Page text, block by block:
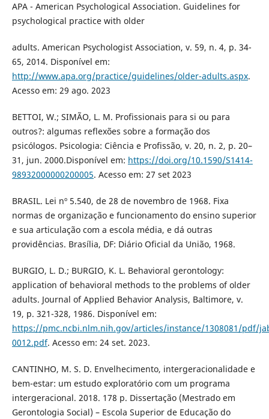
APA - American Psychological Association. Guidelines for
psychological practice with older
adults. American Psychologist Association, v. 59, n. 4, p. 34-
65, 2014. Disponível em:
http://www.apa.org/practice/guidelines/older-adults.aspx.
Acesso em: 29 ago. 2023
BETTOI, W.; SIMÃO, L. M. Profissionais para si ou para
outros?: algumas reflexões sobre a formação dos
psicólogos. Psicologia: Ciência e Profissão, v. 20, n. 2, p. 20–
31, jun. 2000.Disponível em: https://doi.org/10.1590/S1414-
98932000000200005. Acesso em: 27 set 2023
BRASIL. Lei nº 5.540, de 28 de novembro de 1968. Fixa
normas de organização e funcionamento do ensino superior
e sua articulação com a escola média, e dá outras
providências. Brasília, DF: Diário Oficial da União, 1968.
BURGIO, L. D.; BURGIO, K. L. Behavioral gerontology:
application of behavioral methods to the problems of older
adults. Journal of Applied Behavior Analysis, Baltimore, v.
19, p. 321-328, 1986. Disponível em:
https://pmc.ncbi.nlm.nih.gov/articles/instance/1308081/pdf/
0012.pdf. Acesso em: 24 set. 2023.
CANTINHO, M. S. D. Envelhecimento, intergeracionalidade e
bem-estar: um estudo exploratório com um programa
intergeracional. 2018. 178 p. Dissertação (Mestrado em
Gerontologia Social) – Escola Superior de Educação do